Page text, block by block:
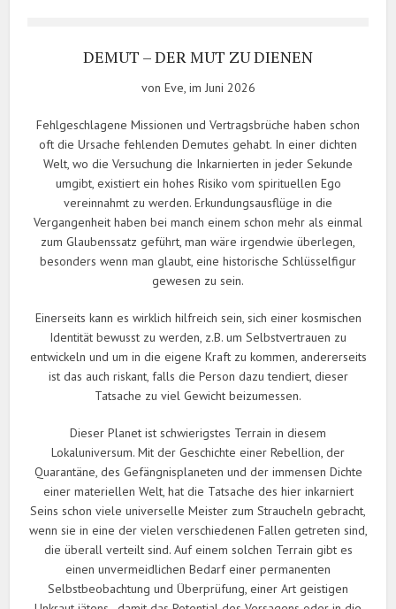
DEMUT – DER MUT ZU DIENEN
von Eve, im Juni 2026
Fehlgeschlagene Missionen und Vertragsbrüche haben schon
oft die Ursache fehlenden Demutes gehabt. In einer dichten
Welt, wo die Versuchung die Inkarnierten in jeder Sekunde
umgibt, existiert ein hohes Risiko vom spirituellen Ego
vereinnahmt zu werden. Erkundungsausflüge in die
Vergangenheit haben bei manch einem schon mehr als einmal
zum Glaubenssatz geführt, man wäre irgendwie überlegen,
besonders wenn man glaubt, eine historische Schlüsselfigur
gewesen zu sein.
Einerseits kann es wirklich hilfreich sein, sich einer kosmischen
Identität bewusst zu werden, z.B. um Selbstvertrauen zu
entwickeln und um in die eigene Kraft zu kommen, andererseits
ist das auch riskant, falls die Person dazu tendiert, dieser
Tatsache zu viel Gewicht beizumessen.
Dieser Planet ist schwierigstes Terrain in diesem
Lokaluniversum. Mit der Geschichte einer Rebellion, der
Quarantäne, des Gefängnisplaneten und der immensen Dichte
einer materiellen Welt, hat die Tatsache des hier inkarniert
Seins schon viele universelle Meister zum Straucheln gebracht,
wenn sie in eine der vielen verschiedenen Fallen getreten sind,
die überall verteilt sind. Auf einem solchen Terrain gibt es
einen unvermeidlichen Bedarf einer permanenten
Selbstbeobachtung und Überprüfung, einer Art geistigen